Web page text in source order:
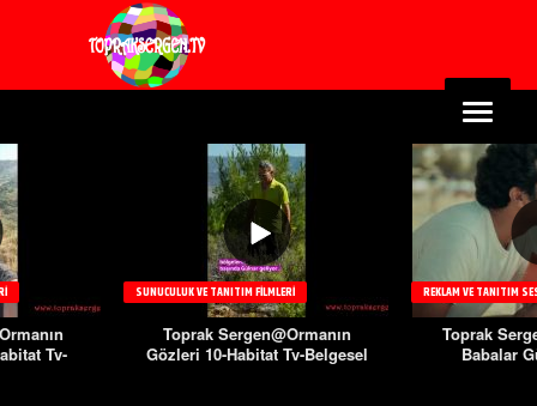
Tv-
SUNUCULUK VE TANITIM FILMLERI
Toprak Sergen@Ormanın
Gözleri 10-Habitat Tv-Belgesel
REKLAM VE TANITIM
Toprak
Babalar